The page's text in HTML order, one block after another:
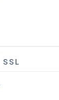
SSL